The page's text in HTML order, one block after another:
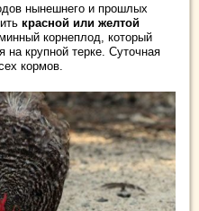
нынешнего и прошлых
красной или желтой
корнеплод, который
на крупной терке. Суточная
кормов.